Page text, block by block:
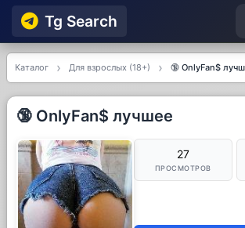
Tg Searсh
Каталог Для взрослых (18+) 🔞 OnlyFan$
🔞 OnlyFan$ лучшее
27
ПРОСМОТРОВ